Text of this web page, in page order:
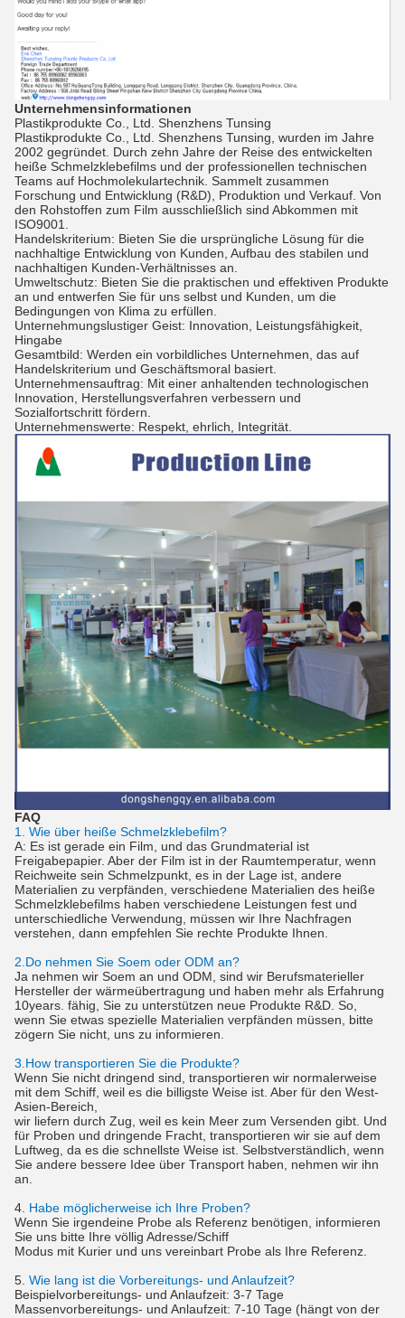
Unternehmensinformationen
Plastikprodukte Co., Ltd. Shenzhens Tunsing
Plastikprodukte Co., Ltd. Shenzhens Tunsing, wurden im Jahre
2002 gegründet. Durch zehn Jahre der Reise des entwickelten
heiße Schmelzklebefilms und der professionellen technischen
Teams auf Hochmolekulartechnik. Sammelt zusammen
Forschung und Entwicklung (R&D), Produktion und Verkauf. Von
den Rohstoffen zum Film ausschließlich sind Abkommen mit
ISO9001.
Handelskriterium: Bieten Sie die ursprüngliche Lösung für die
nachhaltige Entwicklung von Kunden, Aufbau des stabilen und
nachhaltigen Kunden-Verhältnisses an.
Umweltschutz: Bieten Sie die praktischen und effektiven Produkte
an und entwerfen Sie für uns selbst und Kunden, um die
Bedingungen von Klima zu erfüllen.
Unternehmungslustiger Geist: Innovation, Leistungsfähigkeit,
Hingabe
Gesamtbild: Werden ein vorbildliches Unternehmen, das auf
Handelskriterium und Geschäftsmoral basiert.
Unternehmensauftrag: Mit einer anhaltenden technologischen
Innovation, Herstellungsverfahren verbessern und
Sozialfortschritt fördern.
Unternehmenswerte: Respekt, ehrlich, Integrität.
FAQ
1. Wie über heiße Schmelzklebefilm?
A: Es ist gerade ein Film, und das Grundmaterial ist
Freigabepapier. Aber der Film ist in der Raumtemperatur, wenn
Reichweite sein Schmelzpunkt, es in der Lage ist, andere
Materialien zu verpfänden, verschiedene Materialien des heiße
Schmelzklebefilms haben verschiedene Leistungen fest und
unterschiedliche Verwendung, müssen wir Ihre Nachfragen
verstehen, dann empfehlen Sie rechte Produkte Ihnen.
2.Do nehmen Sie Soem oder ODM an?
Ja nehmen wir Soem an und ODM, sind wir Berufsmaterieller
Hersteller der wärmeübertragung und haben mehr als Erfahrung
10years. fähig, Sie zu unterstützen neue Produkte R&D. So,
wenn Sie etwas spezielle Materialien verpfänden müssen, bitte
zögern Sie nicht, uns zu informieren.
3.How transportieren Sie die Produkte?
Wenn Sie nicht dringend sind, transportieren wir normalerweise
mit dem Schiff, weil es die billigste Weise ist. Aber für den West-
Asien-Bereich,
wir liefern durch Zug, weil es kein Meer zum Versenden gibt. Und
für Proben und dringende Fracht, transportieren wir sie auf dem
Luftweg, da es die schnellste Weise ist. Selbstverständlich, wenn
Sie andere bessere Idee über Transport haben, nehmen wir ihn
an.
4. Habe möglicherweise ich Ihre Proben?
Wenn Sie irgendeine Probe als Referenz benötigen, informieren
Sie uns bitte Ihre völlig Adresse/Schiff
Modus mit Kurier und uns vereinbart Probe als Ihre Referenz.
5. Wie lang ist die Vorbereitungs- und Anlaufzeit?
Beispielvorbereitungs- und Anlaufzeit: 3-7 Tage
Massenvorbereitungs- und Anlaufzeit: 7-10 Tage (hängt von der